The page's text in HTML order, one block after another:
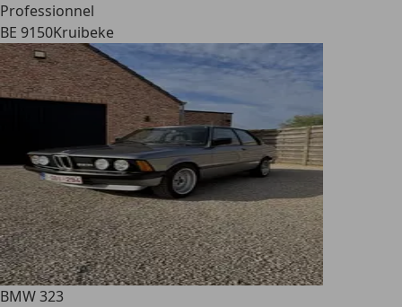
Professionnel
BE 9150Kruibeke
BMW 323